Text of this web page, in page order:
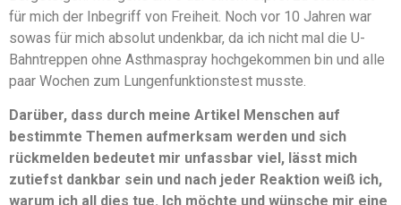
für mich der Inbegriff von Freiheit. Noch vor 10 Jahren war
sowas für mich absolut undenkbar, da ich nicht mal die U-
Bahntreppen ohne Asthmaspray hochgekommen bin und alle
paar Wochen zum Lungenfunktionstest musste.
Darüber, dass durch meine Artikel Menschen auf
bestimmte Themen aufmerksam werden und sich
rückmelden bedeutet mir unfassbar viel, lässt mich
zutiefst dankbar sein und nach jeder Reaktion weiß ich,
warum ich all dies tue. Ich möchte und wünsche mir eine